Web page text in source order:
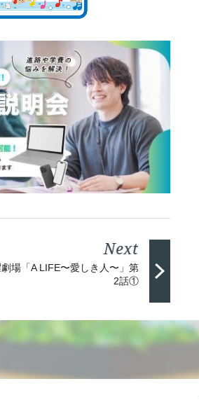
場「A LIFE〜愛しき人〜」第
2話①